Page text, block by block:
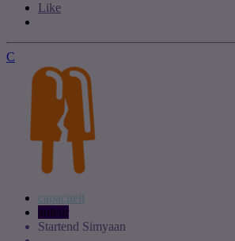
Like
C
capaciteit
auteur
Startend Simyaan